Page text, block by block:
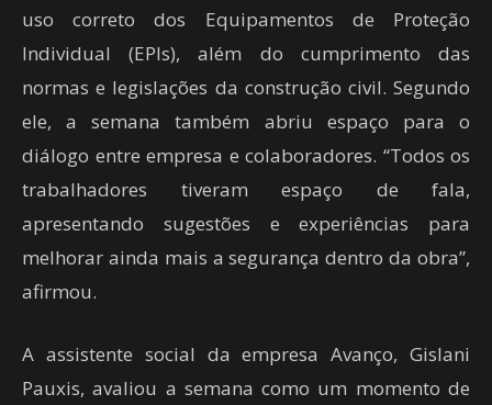
uso correto dos Equipamentos de Proteção
Individual (EPIs), além do cumprimento das
normas e legislações da construção civil. Segundo
ele, a semana também abriu espaço para o
diálogo entre empresa e colaboradores. “Todos os
trabalhadores tiveram espaço de fala,
apresentando sugestões e experiências para
melhorar ainda mais a segurança dentro da obra”,
afirmou.
A assistente social da empresa Avanço, Gislani
Pauxis, avaliou a semana como um momento de